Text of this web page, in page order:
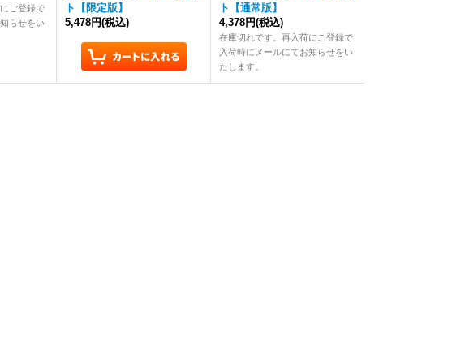
ご登録で
らせをい
ト【限定版】
5,478円(税込)
ト【通常版】
4,378円(税込)
在庫切れです。再入荷にご登録で
入荷時にメールにてお知らせをい
たします。